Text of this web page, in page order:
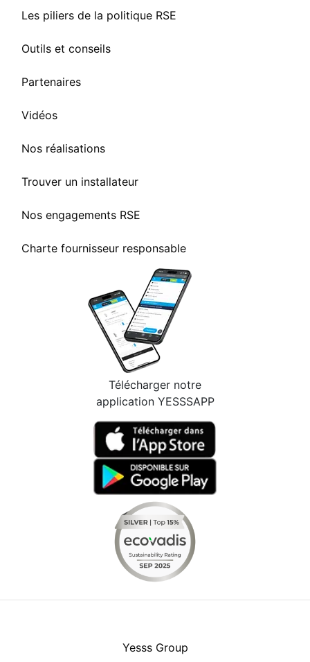
Les piliers de la politique RSE
Outils et conseils
Partenaires
Vidéos
Nos réalisations
Trouver un installateur
Nos engagements RSE
Charte fournisseur responsable
Télécharger notre
application YESSSAPP
Yesss Group